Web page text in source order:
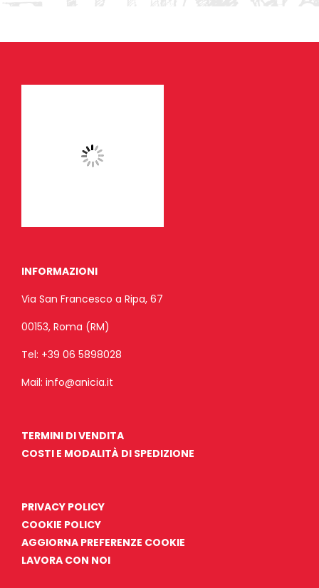
INFORMAZIONI
Via San Francesco a Ripa, 67
00153, Roma (RM)
Tel: +39 06 5898028
Mail: info@anicia.it
TERMINI DI VENDITA
COSTI E MODALITÀ DI SPEDIZIONE
PRIVACY POLICY
COOKIE POLICY
AGGIORNA PREFERENZE COOKIE
LAVORA CON NOI